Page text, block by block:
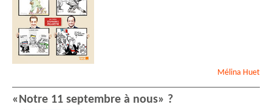
Mélina Huet
«Notre 11 septembre à nous» ?